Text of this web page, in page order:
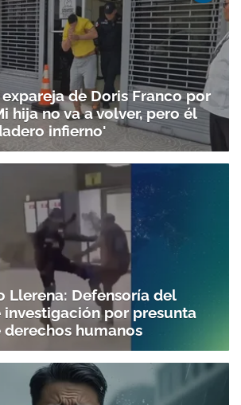
de Doris Franco por
hija no va a volver, pero él
infierno'
Llerena: Defensoría del
investigación por presunta
humanos